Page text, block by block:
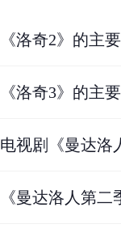
《洛奇2》的主
《洛奇3》的主
电视剧《曼达洛
《曼达洛人第